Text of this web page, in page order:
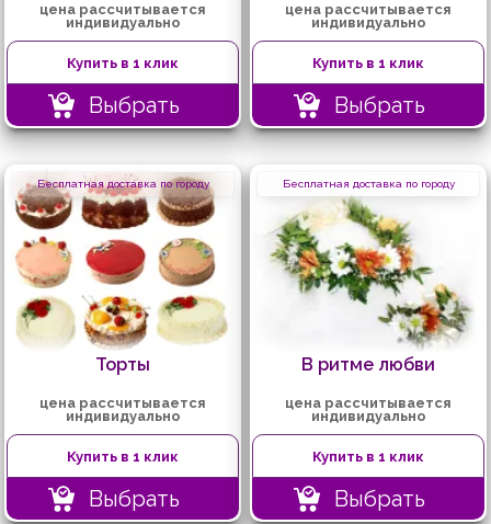
цена рассчитывается
индивидуально
Купить в 1 клик
Выбрать
цена рассчитывается
индивидуально
Купить в 1 клик
Выбрать
Бесплатная доставка по городу
Торты
цена рассчитывается
индивидуально
Купить в 1 клик
Выбрать
Бесплатная доставка по городу
В ритме любви
цена рассчитывается
индивидуально
Купить в 1 клик
Выбрать